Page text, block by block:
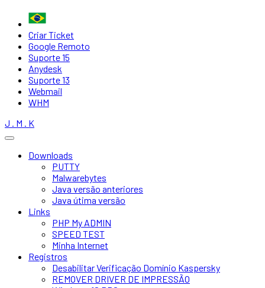
Criar Ticket
Google Remoto
Suporte 15
Anydesk
Suporte 13
Webmail
WHM
J . M . K
Downloads
PUTTY
Malwarebytes
Java versão anteriores
Java útima versão
Links
PHP My ADMIN
SPEED TEST
Minha Internet
Registros
Desabilitar Verificação Domínio Kaspersky
REMOVER DRIVER DE IMPRESSÃO